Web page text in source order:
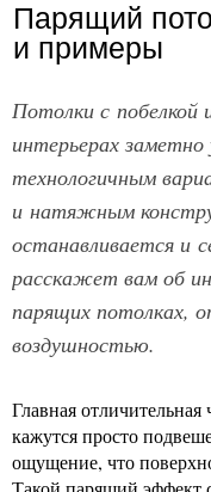
Парящий
и примеры
Потолки с побелкой
интерьерах заметно
технологичным
и натяжным
останавливается и
расскажет вам об
парящих потолках,
воздушностью.
Главная
кажутся просто
ощущение, что